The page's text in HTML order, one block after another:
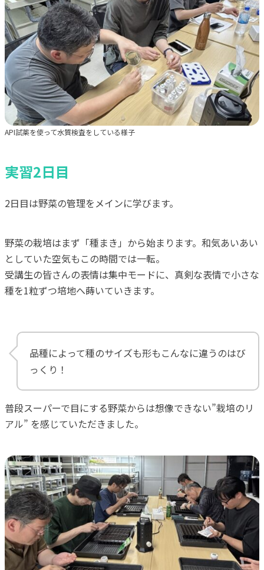
API試薬を使って水質検査をしている様子
実習2日目
2日目は野菜の管理をメインに学びます。
野菜の栽培はまず「種まき」から始まります。和気あいあい
としていた空気もこの時間では一転。
受講生の皆さんの表情は集中モードに、真剣な表情で小さな
種を1粒ずつ培地へ蒔いていきます。
品種によって種のサイズも形もこんなに違うのはび
っくり！
普段スーパーで目にする野菜からは想像できない”栽培のリ
アル” を感じていただきました。